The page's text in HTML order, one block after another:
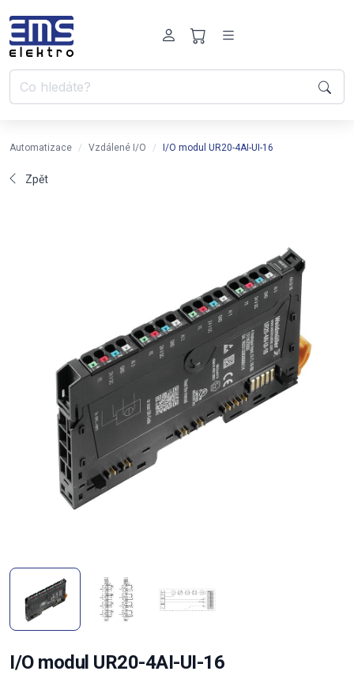
Automatizace Vzdálené I/O I/O modul UR20-4AI-UI-16
Zpět
I/O modul UR20-4AI-UI-16